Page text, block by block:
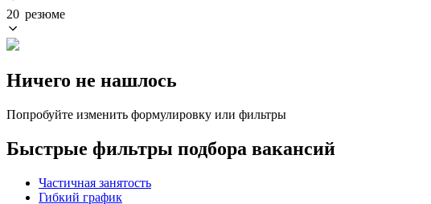
20 резюме
Ничего не нашлось
Попробуйте изменить формулировку или фильтры
Быстрые фильтры подбора вакансий
Частичная занятость
Гибкий график